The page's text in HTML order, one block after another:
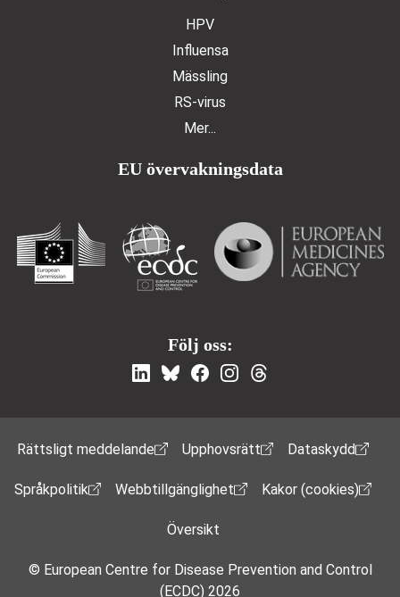
HPV
Influensa
Mässling
RS-virus
Mer...
EU övervakningsdata
Följ oss:
Footer Menu
Rättsligt meddelande Upphovsrätt Dataskydd
Språkpolitik Webbtillgänglighet Kakor (cookies)
Översikt
© European Centre for Disease Prevention and Control
(ECDC) 2026